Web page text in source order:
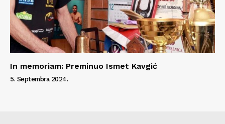
In memoriam: Preminuo Ismet Kavgić
5. Septembra 2024.